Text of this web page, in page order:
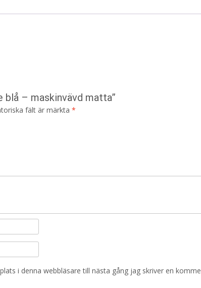
– maskinvävd matta”
fält är märkta *
i denna webbläsare till nästa gång jag skriver en